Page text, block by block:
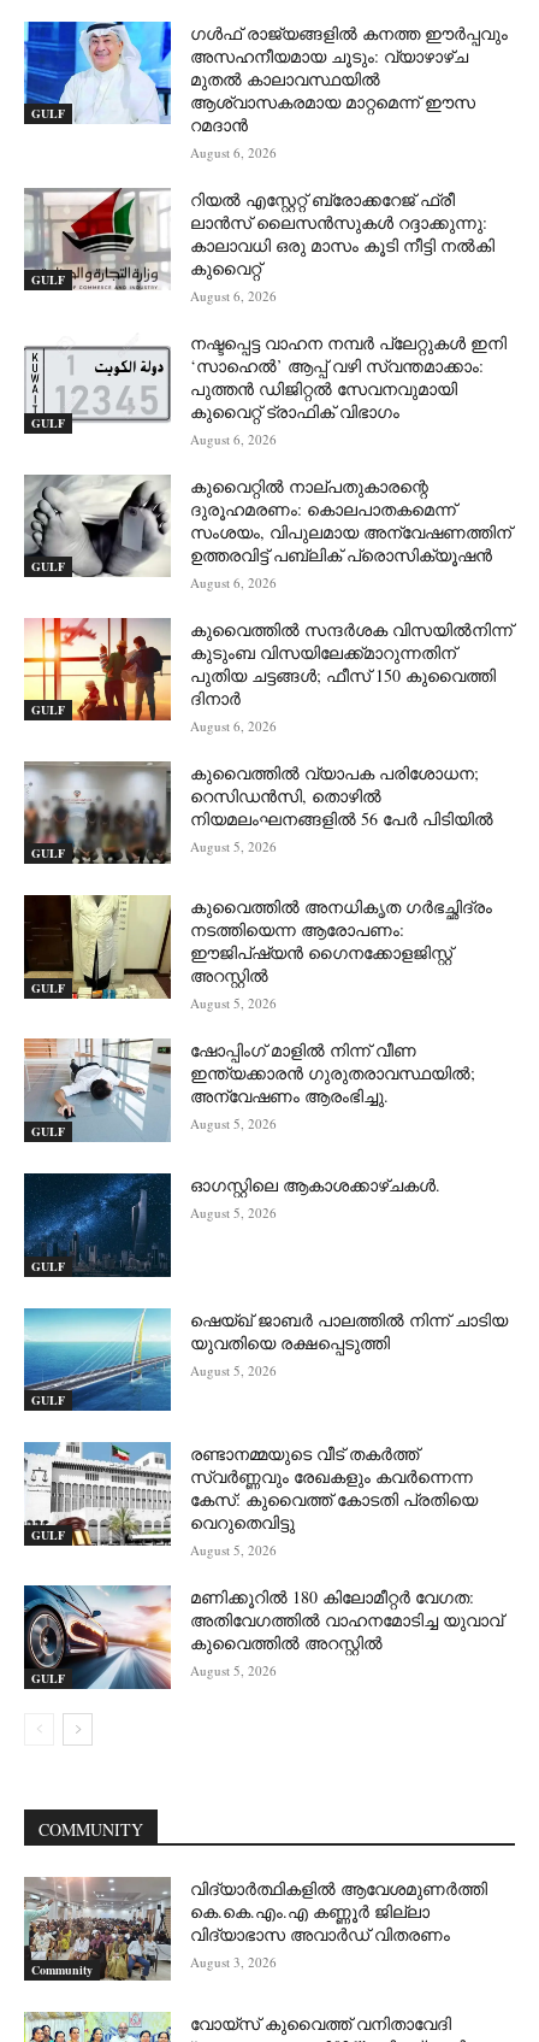
GULF
ഗൾഫ് രാജ്യങ്ങളിൽ കനത്ത ഈർപ്പവും
അസഹനീയമായ ചൂടും: വ്യാഴാഴ്ച
മുതൽ കാലാവസ്ഥയിൽ
ആശ്വാസകരമായ മാറ്റമെന്ന് ഈസ
റമദാൻ
August 6, 2026
GULF
റിയൽ എസ്റ്റേറ്റ് ബ്രോക്കറേജ് ഫ്രീ
ലാൻസ് ലൈസൻസുകൾ റദ്ദാക്കുന്നു:
കാലാവധി ഒരു മാസം കൂടി നീട്ടി നൽകി
കുവൈറ്റ്
August 6, 2026
GULF
നഷ്ടപ്പെട്ട വാഹന നമ്പർ പ്ലേറ്റുകൾ ഇനി
‘സാഹെൽ’ ആപ്പ് വഴി സ്വന്തമാക്കാം:
പുത്തൻ ഡിജിറ്റൽ സേവനവുമായി
കുവൈറ്റ് ട്രാഫിക് വിഭാഗം
August 6, 2026
GULF
കുവൈറ്റിൽ നാല്പതുകാരന്റെ
ദുരൂഹമരണം: കൊലപാതകമെന്ന്
സംശയം, വിപുലമായ അന്വേഷണത്തിന്
ഉത്തരവിട്ട് പബ്ലിക് പ്രൊസിക്യൂഷൻ
August 6, 2026
GULF
കുവൈത്തിൽ സന്ദർശക വിസയിൽനിന്ന്
കുടുംബ വിസയിലേക്ക്മാറുന്നതിന്
പുതിയ ചട്ടങ്ങൾ; ഫീസ് 150 കുവൈത്തി
ദിനാർ
August 6, 2026
GULF
കുവൈത്തിൽ വ്യാപക പരിശോധന;
റെസിഡൻസി, തൊഴിൽ
നിയമലംഘനങ്ങളിൽ 56 പേർ പിടിയിൽ
August 5, 2026
GULF
കുവൈത്തിൽ അനധികൃത ഗർഭച്ഛിദ്രം
നടത്തിയെന്ന ആരോപണം:
ഈജിപ്ഷ്യൻ ഗൈനക്കോളജിസ്റ്റ്
അറസ്റ്റിൽ
August 5, 2026
GULF
ഷോപ്പിംഗ് മാളിൽ നിന്ന് വീണ
ഇന്ത്യക്കാരൻ ഗുരുതരാവസ്ഥയിൽ;
അന്വേഷണം ആരംഭിച്ചു.
August 5, 2026
GULF
ഓഗസ്റ്റിലെ ആകാശക്കാഴ്ചകൾ.
August 5, 2026
GULF
ഷെയ്ഖ് ജാബർ പാലത്തിൽ നിന്ന് ചാടിയ
യുവതിയെ രക്ഷപ്പെടുത്തി
August 5, 2026
GULF
രണ്ടാനമ്മയുടെ വീട് തകർത്ത്
സ്വർണ്ണവും രേഖകളും കവർന്നെന്ന
കേസ്: കുവൈത്ത് കോടതി പ്രതിയെ
വെറുതെവിട്ടു
August 5, 2026
GULF
മണിക്കൂറിൽ 180 കിലോമീറ്റർ വേഗത:
അതിവേഗത്തിൽ വാഹനമോടിച്ച യുവാവ്
കുവൈത്തിൽ അറസ്റ്റിൽ
August 5, 2026
COMMUNITY
Community
വിദ്യാർത്ഥികളിൽ ആവേശമുണർത്തി
കെ.കെ.എം.എ കണ്ണൂർ ജില്ലാ
വിദ്യാഭാസ അവാർഡ് വിതരണം
August 3, 2026
വോയ്സ് കുവൈത്ത് വനിതാവേദി